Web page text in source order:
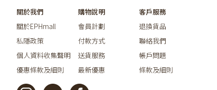
關於我們
關於EPHmall
私隱政策
個人資料收集聲明
優惠條款及細則
購物說明
會員計劃
付款方式
送貨服務
最新優惠
客戶服務
退換貨品
聯絡我們
帳戶問題
條款及細則